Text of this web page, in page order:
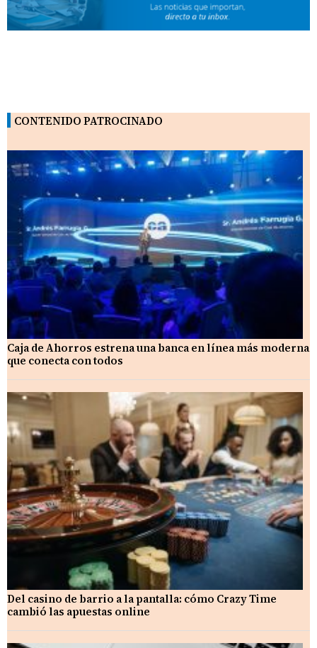
CONTENIDO PATROCINADO
Caja de Ahorros estrena una banca en línea más moderna
que conecta con todos
Del casino de barrio a la pantalla: cómo Crazy Time
cambió las apuestas online